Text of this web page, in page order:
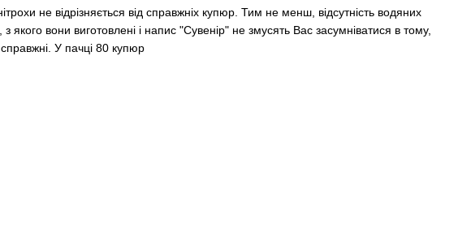
не відрізняється від справжніх купюр. Тим не менш, відсутність водяних
з якого вони виготовлені і напис "Сувенір" не змусять Вас засумніватися в тому,
У пачці 80 купюр